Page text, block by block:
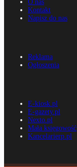
O nas
Kontakt
Napisz do nas
Reklama
Ogłoszenia
E-kiosk.pl
E-gazety.pl
Nexto.pl
Mała księgowość
Kancelarierp.pl